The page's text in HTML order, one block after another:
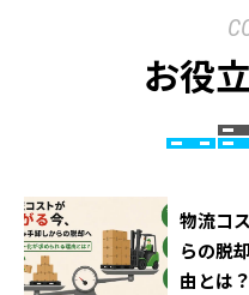
お役
物流コ
らの脱
由とは？